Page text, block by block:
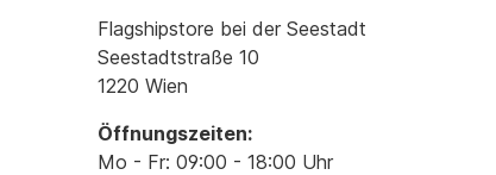
Flagshipstore bei der Seestadt
Seestadtstraße 10
1220 Wien
Öffnungszeiten:
Mo - Fr: 09:00 - 18:00 Uhr